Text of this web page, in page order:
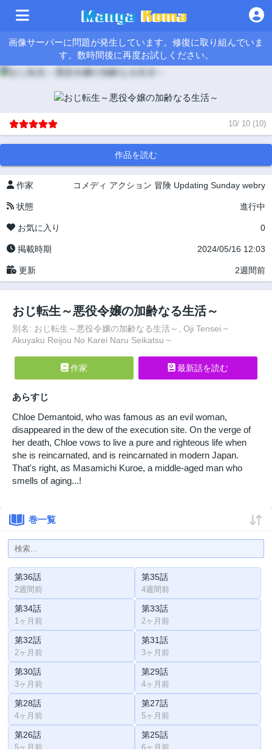
画像サーバーに問題が発生しています。修復に取り組んでいま
す。数時間後に再度お試しください。
10/ 10 (10)
作品を読む
作家 コメディ アクション 冒険 Updating Sunday webry
状態 進行中
お気に入り 0
掲載時期 2024/05/16 12:03
更新 2週間前
おじ転生～悪役令嬢の加齢なる生活～
別名: おじ転生～悪役令嬢の加齢なる生活～, Oji Tensei ~
Akuyaku Reijou No Karei Naru Seikatsu ~
作家 最新話を読む
あらすじ
Chloe Demantoid, who was famous as an evil woman,
disappeared in the dew of the execution site. On the verge of
her death, Chloe vows to live a pure and righteous life when
she is reincarnated, and is reincarnated in modern Japan.
That's right, as Masamichi Kuroe, a middle-aged man who
smells of aging...!
巻一覧
第36話
2週間前
第35話
4週間前
第34話
1ヶ月前
第33話
2ヶ月前
第32話
2ヶ月前
第31話
3ヶ月前
第30話
3ヶ月前
第29話
4ヶ月前
第28話
4ヶ月前
第27話
5ヶ月前
第26話
5ヶ月前
第25話
6ヶ月前